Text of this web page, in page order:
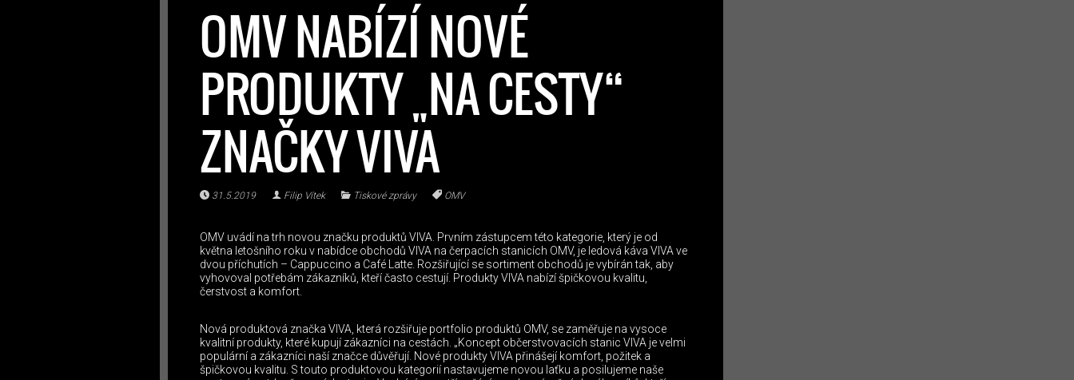
OMV NABÍZÍ NOVÉ
PRODUKTY „NA CESTY“
ZNAČKY VIVA
31.5.2019 Filip Vítek Tiskové zprávy OMV
OMV uvádí na trh novou značku produktů VIVA. Prvním zástupcem této kategorie, který je od
května letošního roku v nabídce obchodů VIVA na čerpacích stanicích OMV, je ledová káva VIVA ve
dvou příchutích – Cappuccino a Café Latte. Rozšiřující se sortiment obchodů je vybírán tak, aby
vyhovoval potřebám zákazníků, kteří často cestují. Produkty VIVA nabízí špičkovou kvalitu,
čerstvost a komfort.
Nová produktová značka VIVA, která rozšiřuje portfolio produktů OMV, se zaměřuje na vysoce
kvalitní produkty, které kupují zákazníci na cestách. „Koncept občerstvovacích stanic VIVA je velmi
populární a zákazníci naší značce důvěřují. Nové produkty VIVA přinášejí komfort, požitek a
špičkovou kvalitu. S touto produktovou kategorií nastavujeme novou laťku a posilujeme naše